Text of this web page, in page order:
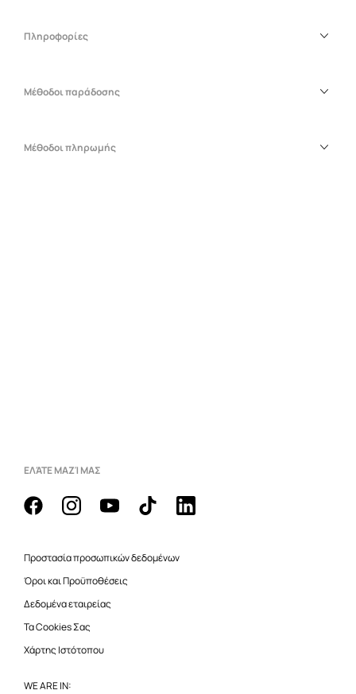
Πληροφορίες
Μέθοδοι παράδοσης
Μέθοδοι πληρωμής
ΕΛΆΤΕ ΜΑΖΊ ΜΑΣ
Προστασία προσωπικών δεδομένων
Όροι και Προϋποθέσεις
Δεδομένα εταιρείας
Τα Cookies Σας
Χάρτης Ιστότοπου
WE ARE IN: